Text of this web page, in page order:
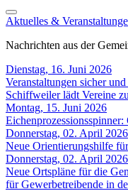
Aktuelles &
Nachrichten aus der
Dienstag, 16. Juni 2026
Veranstaltungen sicher
Schiffweiler lädt Vereine
Montag, 15. Juni 2026
Donnerstag, 02. April 2026
Neue Orientierungshilfe
Donnerstag, 02. April 2026
Neue Ortspläne für die
für Gewerbetreibende in